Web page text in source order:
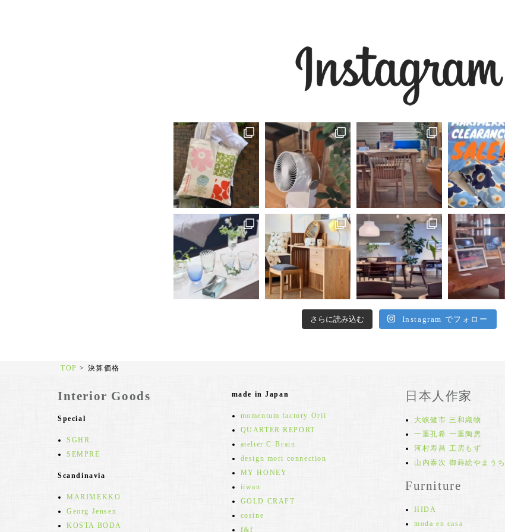
さらに読み込む Instagram でフォロー
TOP > 決算価格
Interior Goods
Special
SGHR
SEMPRE
Scandinavia
MARIMEKKO
Georg Jensen
KOSTA BODA
made in Japan
momentum factory Orii
QUARTER REPORT
atelier C-Brain
design mori connection
MY HONEY
iiwan
GOLD CRAFT
cosine
f&f
日本人作家
大峡健市 三和織物
一重孔希 一重陶房
河村寿昌 工房もず
山内泰次 御蒔絵やまうち
Furniture
HIDA
moda en casa